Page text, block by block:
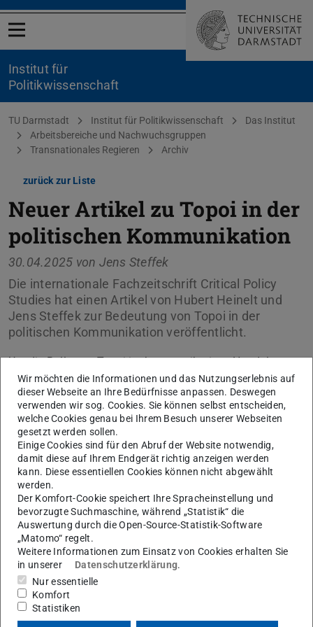
Menü öffnen
Institut für
Politikwissenschaft
Sie befinden sich hier:
TU Darmstadt Institut für Politikwissenschaft
Das Institut
Arbeitsbereiche und Nachwuchsgruppen
Transnationales Regieren
Archiv
zurück zur Liste
Neuer Artikel zu Topoi in der
politischen Kommunikation
30.04.2025 von Jens Steffek
Die internationale Fachzeitschrift Critical Policy
Studies hat einen Artikel von Hubert Heinelt und
Jens Steffek zur Bedeutung von Topoi in der
politischen Kommunikation veröffentlicht.
Um die Rolle von Topoi im kommunikativen Handeln zu
veranschaulichen, stützt sich dieser Beitrag auf die Daten
des Forschungsprojekts HEUREC (
link) zu
Vorstellungen europäischer Bürger*innen von Fairness,
Gegenseitigkeit und Solidarität in der Europäischen
Union. Aus den Transkripten der dort durchgeführten
Fokusgruppen wurden eine Reihe von Topoi ausgewählt,
auf die die Teilnehmer*innen zurückgreifen. Heinelt und
Steffek charakterisieren einige der gefundenen Topoi als
„universell“, da sie in allen Ländern und
soziodemografischen Gruppen auftraten. Andere scheinen
eher spezifisch für bestimmte Länder oder Szenarien. Es
ist zu vermuten, dass Topoi den Sprecher*innen eine
Alternative zu chronologisch geordneten Erzählungen
bieten, aber auch eine Art Kern, aus dem komplexere
Wir möchten die Informationen und das Nutzungserlebnis auf
dieser Webseite an Ihre Bedürfnisse anpassen. Deswegen
verwenden wir sog. Cookies. Sie können selbst entscheiden,
welche Cookies genau bei Ihrem Besuch unserer Webseiten
gesetzt werden sollen.
Einige Cookies sind für den Abruf der Website notwendig,
damit diese auf Ihrem Endgerät richtig anzeigen werden
kann. Diese essentiellen Cookies können nicht abgewählt
werden.
Der Komfort-Cookie speichert Ihre Spracheinstellung und
bevorzugte Suchmaschine, während „Statistik“ die
Auswertung durch die Open-Source-Statistik-Software
„Matomo“ regelt.
Weitere Informationen zum Einsatz von Cookies erhalten Sie
in unserer
Datenschutzerklärung.
Nur essentielle
Komfort
Statistiken